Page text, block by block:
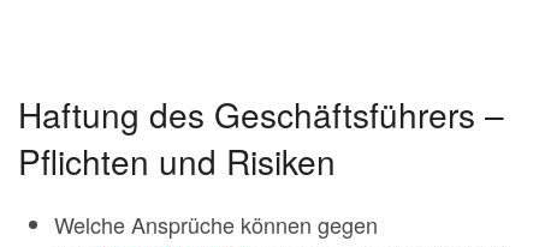
Haftung des Geschäftsführers –
Pflichten und Risiken
Welche Ansprüche können gegen